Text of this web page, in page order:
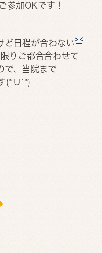
加OKです！
ど日程が合わない
りご都合合わせて
で、当院まで
(*’U`*)